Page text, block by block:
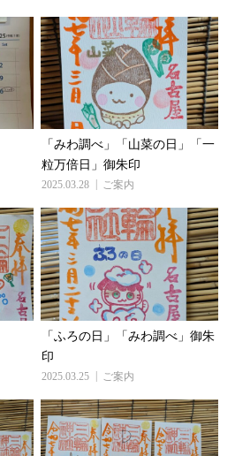
「みわ調べ」「山菜の日」「一
粒万倍日」御朱印
2025.03.28 ご案内
「ふろの日」「みわ調べ」御朱
印
2025.03.25 ご案内